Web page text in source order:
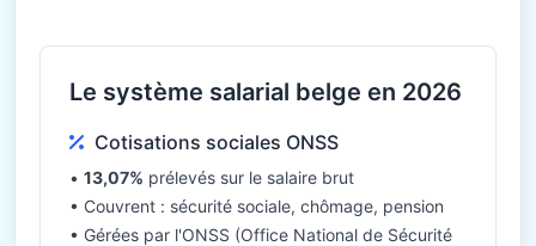
Le système salarial belge en 2026
Cotisations sociales ONSS
• 13,07% prélevés sur le salaire brut
• Couvrent : sécurité sociale, chômage, pension
• Gérées par l'ONSS (Office National de Sécurité